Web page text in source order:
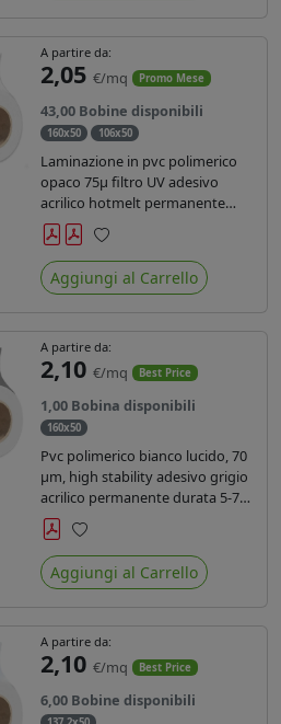
A partire da:
2,05 €/mq Promo Mese
43,00 Bobine disponibili
160x50 106x50
Laminazione in pvc polimerico
opaco 75µ filtro UV adesivo
acrilico hotmelt permanente
specifico per stampe con
inchiostri UV durata 7 anni indoor
e 5 outdoor. Dotato di certificato
ignifugo Bs1d0.
Preferiti
Aggiungi al Carrello
A partire da:
2,10 €/mq Best Price
1,00 Bobina disponibili
160x50
Pvc polimerico bianco lucido, 70
µm, high stability adesivo grigio
acrilico permanente durata 5-7
anni, per stampe con inchiostri
solvente, ecosolvente, UV e latex.
Preferiti
Aggiungi al Carrello
A partire da:
2,10 €/mq Best Price
6,00 Bobine disponibili